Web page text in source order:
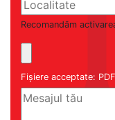
Recomandăm
Fișiere acceptate: